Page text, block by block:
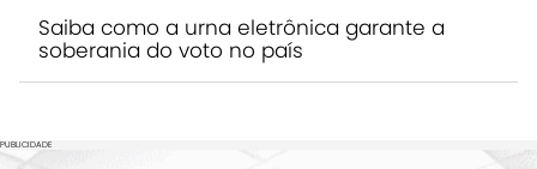
Saiba como a urna eletrônica garante a
soberania do voto no país
PUBLICIDADE